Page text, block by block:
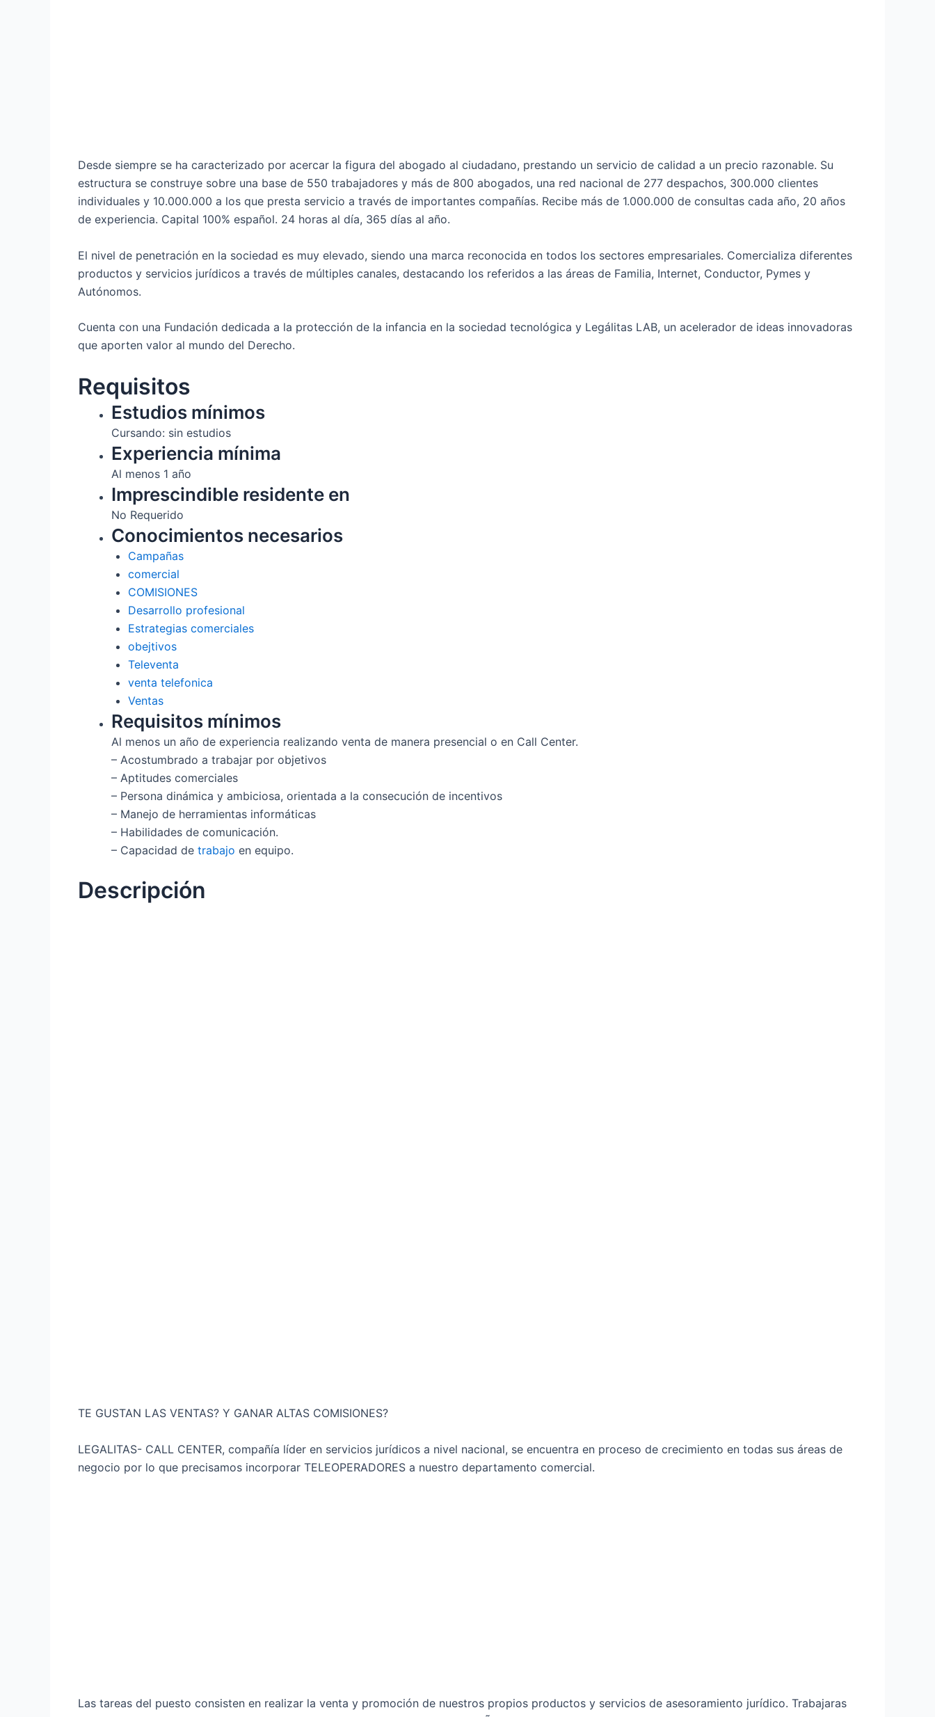
Desde siempre se ha caracterizado por acercar la figura del abogado al ciudadano, prestando un servicio de calidad a un precio razonable. Su
estructura se construye sobre una base de 550 trabajadores y más de 800 abogados, una red nacional de 277 despachos, 300.000 clientes
individuales y 10.000.000 a los que presta servicio a través de importantes compañías. Recibe más de 1.000.000 de consultas cada año, 20 años
de experiencia. Capital 100% español. 24 horas al día, 365 días al año.
El nivel de penetración en la sociedad es muy elevado, siendo una marca reconocida en todos los sectores empresariales. Comercializa diferentes
productos y servicios jurídicos a través de múltiples canales, destacando los referidos a las áreas de Familia, Internet, Conductor, Pymes y
Autónomos.
Cuenta con una Fundación dedicada a la protección de la infancia en la sociedad tecnológica y Legálitas LAB, un acelerador de ideas innovadoras
que aporten valor al mundo del Derecho.
Requisitos
Estudios mínimos
Cursando: sin estudios
Experiencia mínima
Al menos 1 año
Imprescindible residente en
No Requerido
Conocimientos necesarios
Campañas
comercial
COMISIONES
Desarrollo profesional
Estrategias comerciales
obejtivos
Televenta
venta telefonica
Ventas
Requisitos mínimos
Al menos un año de experiencia realizando venta de manera presencial o en Call Center.
– Acostumbrado a trabajar por objetivos
– Aptitudes comerciales
– Persona dinámica y ambiciosa, orientada a la consecución de incentivos
– Manejo de herramientas informáticas
– Habilidades de comunicación.
– Capacidad de trabajo en equipo.
Descripción
TE GUSTAN LAS VENTAS? Y GANAR ALTAS COMISIONES?
LEGALITAS- CALL CENTER, compañía líder en servicios jurídicos a nivel nacional, se encuentra en proceso de crecimiento en todas sus áreas de
negocio por lo que precisamos incorporar TELEOPERADORES a nuestro departamento comercial.
Las tareas del puesto consisten en realizar la venta y promoción de nuestros propios productos y servicios de asesoramiento jurídico. Trabajaras